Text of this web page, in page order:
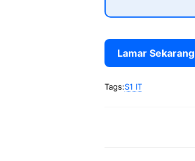
Lamar Sekarang
Tags:S1 IT